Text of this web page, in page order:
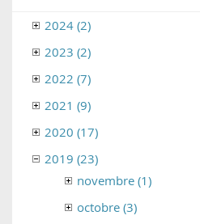
2024 (2)
2023 (2)
2022 (7)
2021 (9)
2020 (17)
2019 (23)
novembre (1)
octobre (3)